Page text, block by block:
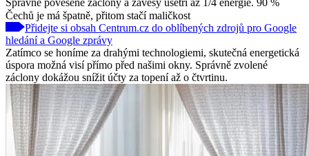
Čechů je má špatně, přitom stačí maličkost
Přidejte si obsah Centrum.cz do oblíbených zdrojů pro Google
hledání a Google zprávy
Zatímco se honíme za drahými technologiemi, skutečná energetická
úspora možná visí přímo před našimi okny. Správně zvolené
záclony dokážou snížit účty za topení až o čtvrtinu.